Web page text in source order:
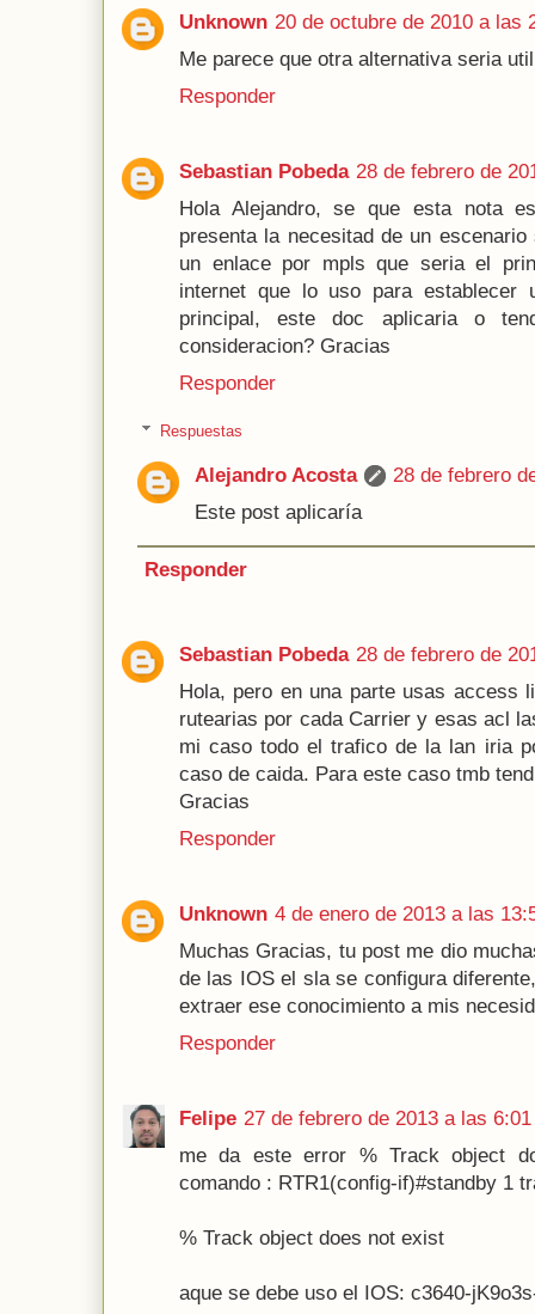
Unknown 20 de octubre de 2010 a las
Me parece que otra alternativa seria
Responder
Sebastian Pobeda 28 de febrero de
Hola Alejandro, se que esta nota
presenta la necesitad de un
un enlace por mpls que seria el
internet que lo uso para
principal, este doc aplicaria o
consideracion? Gracias
Responder
Respuestas
Alejandro Acosta
28 de febrero
Este post aplicaría
Responder
Sebastian Pobeda 28 de febrero de
Hola, pero en una parte usas access
rutearias por cada Carrier y esas acl
mi caso todo el trafico de la lan iria
caso de caida. Para este caso tmb
Gracias
Responder
Unknown 4 de enero de 2013 a las
Muchas Gracias, tu post me dio
de las IOS el sla se configura
extraer ese conocimiento a mis
Responder
Felipe 27 de febrero de 2013 a las 6:01
me da este error % Track object
comando : RTR1(config-if)#standby 1
% Track object does not exist
aque se debe uso el IOS: c3640-